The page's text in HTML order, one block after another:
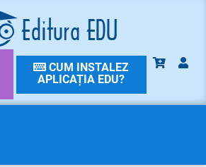
CUM INSTALEZ
APLICAȚIA EDU?